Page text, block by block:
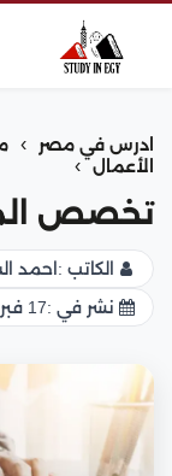
ادرس في مصر ›
الأعمال
›
تخصص
الكاتب : احمد
نشر في :17 فبراير 2025